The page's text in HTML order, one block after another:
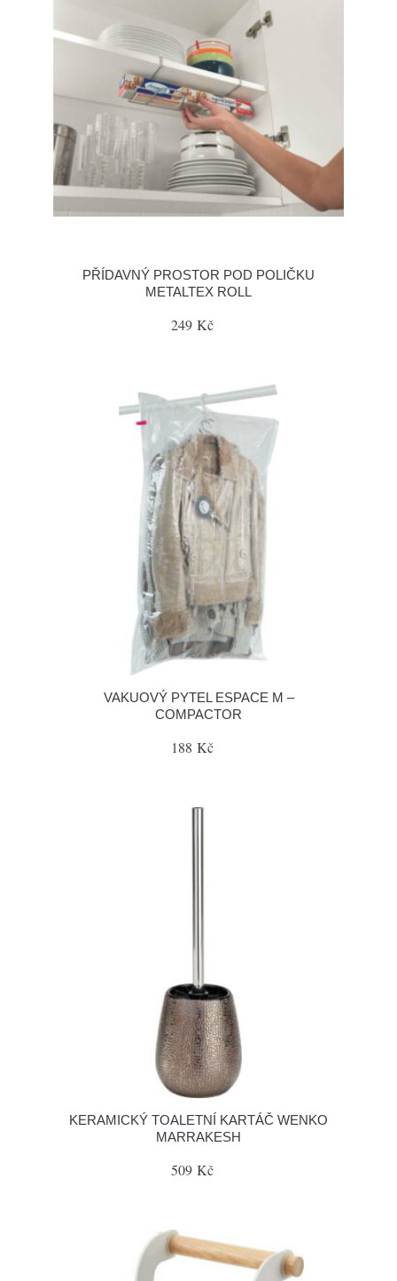
PŘÍDAVNÝ PROSTOR POD POLIČKU
METALTEX ROLL
249 Kč
VAKUOVÝ PYTEL ESPACE M –
COMPACTOR
188 Kč
KERAMICKÝ TOALETNÍ KARTÁČ WENKO
MARRAKESH
509 Kč